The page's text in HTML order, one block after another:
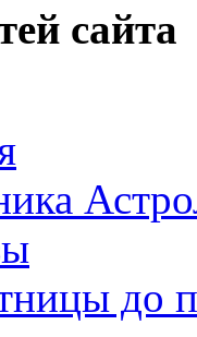
сайта
до